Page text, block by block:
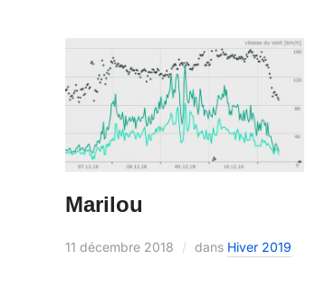
Marilou
11 décembre 2018 dans Hiver 2019